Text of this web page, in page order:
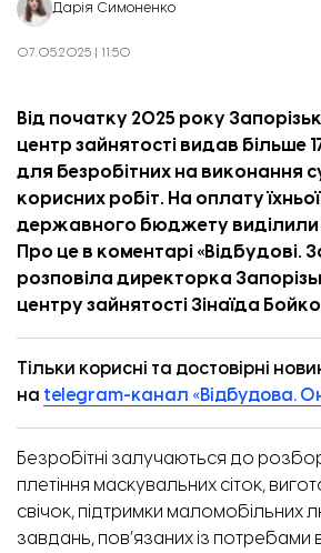
Дарія Симоненко
07.05.2025 | 11:50
Від початку 2025 року
центр зайнятості видав більше
для безробітних на виконання
корисних робіт. На оплату їхньої
державного бюджету виділили
Про це в коментарі «Відбудові.
розповіла директорка
центру зайнятості Зінаїда
Тільки корисні та достовірні
на telegram-канал «Відбудова.
Безробітні залучаються до
плетіння маскувальних сіток,
свічок, підтримки маломобільних
завдань, пов’язаних із потребами